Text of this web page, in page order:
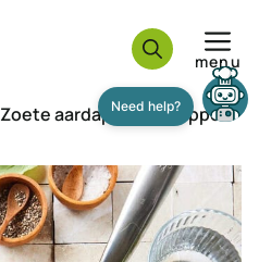
menu
Zoete aardappel met appel